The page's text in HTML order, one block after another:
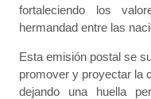
fortaleciendo los
hermandad entre las
Esta emisión postal se
promover y proyectar la
dejando una huella